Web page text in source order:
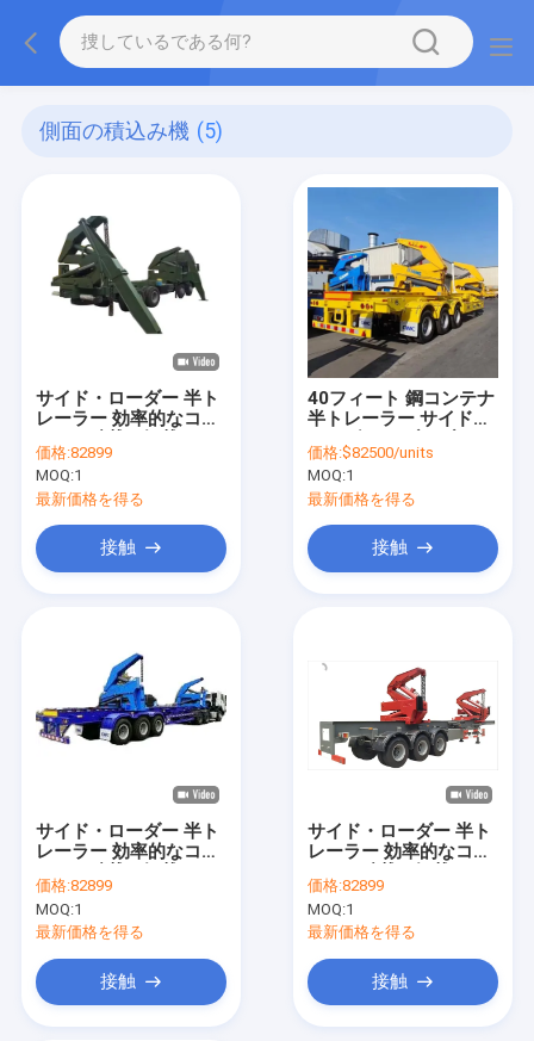
側面の積込み機 (5)
サイド・ローダー 半ト
レーラー 効率的なコン
めに最適化 安定性と安
全性が向上
価格:82899
MOQ:1
最新価格を得る
接触
40フィート 鋼コンテナ
半トレーラー サイド・
キシステム
価格:$82500/units
MOQ:1
最新価格を得る
接触
サイド・ローダー 半ト
レーラー 効率的なコン
めに最適化 安定性と安
全性が向上
価格:82899
MOQ:1
最新価格を得る
接触
サイド・ローダー 半ト
レーラー 効率的なコン
めに最適化 安定性と安
全性が向上
価格:82899
MOQ:1
最新価格を得る
接触